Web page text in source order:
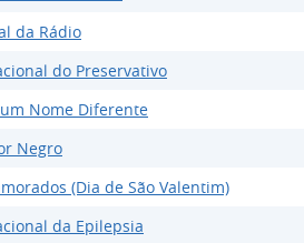
da Rádio
do Preservativo
Nome Diferente
Negro
(Dia de São Valentim)
da Epilepsia